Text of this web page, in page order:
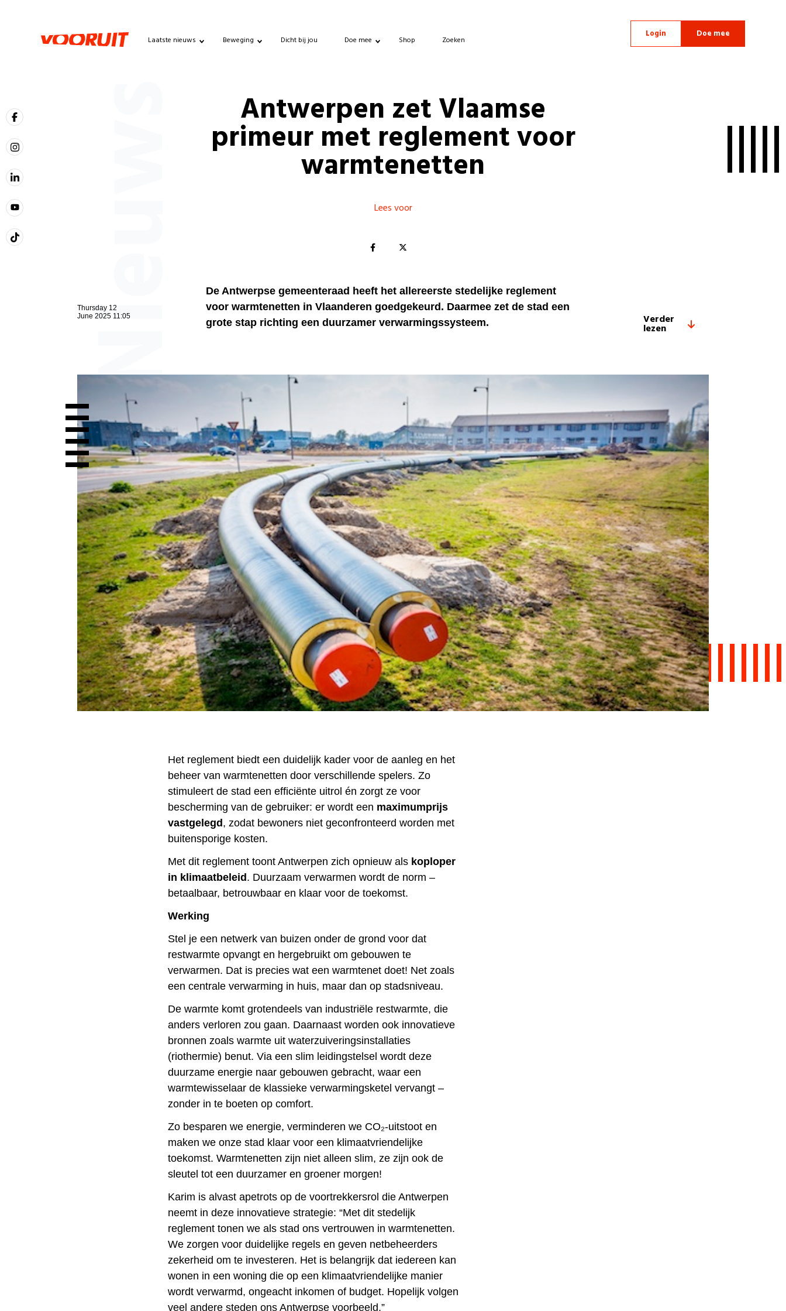
Laatste nieuws Beweging Dicht bij jou Doe mee Shop Zoeken
Login Doe mee
Nieuws Antwerpen zet Vlaamse
primeur met reglement voor
warmtenetten
Lees voor
Thursday 12
June 2025 11:05
De Antwerpse gemeenteraad heeft het allereerste stedelijke reglement
voor warmtenetten in Vlaanderen goedgekeurd. Daarmee zet de stad een
grote stap richting een duurzamer verwarmingssysteem.
Verder
lezen
Het reglement biedt een duidelijk kader voor de aanleg en het
beheer van warmtenetten door verschillende spelers. Zo
stimuleert de stad een efficiënte uitrol én zorgt ze voor
bescherming van de gebruiker: er wordt een maximumprijs
vastgelegd , zodat bewoners niet geconfronteerd worden met
buitensporige kosten.
Met dit reglement toont Antwerpen zich opnieuw als koploper
in klimaatbeleid . Duurzaam verwarmen wordt de norm –
betaalbaar, betrouwbaar en klaar voor de toekomst.
Werking
Stel je een netwerk van buizen onder de grond voor dat
restwarmte opvangt en hergebruikt om gebouwen te
verwarmen. Dat is precies wat een warmtenet doet! Net zoals
een centrale verwarming in huis, maar dan op stadsniveau.
De warmte komt grotendeels van industriële restwarmte, die
anders verloren zou gaan. Daarnaast worden ook innovatieve
bronnen zoals warmte uit waterzuiveringsinstallaties
(riothermie) benut. Via een slim leidingstelsel wordt deze
duurzame energie naar gebouwen gebracht, waar een
warmtewisselaar de klassieke verwarmingsketel vervangt –
zonder in te boeten op comfort.
Zo besparen we energie, verminderen we CO₂-uitstoot en
maken we onze stad klaar voor een klimaatvriendelijke
toekomst. Warmtenetten zijn niet alleen slim, ze zijn ook de
sleutel tot een duurzamer en groener morgen!
Karim is alvast apetrots op de voortrekkersrol die Antwerpen
neemt in deze innovatieve strategie: “Met dit stedelijk
reglement tonen we als stad ons vertrouwen in warmtenetten.
We zorgen voor duidelijke regels en geven netbeheerders
zekerheid om te investeren. Het is belangrijk dat iedereen kan
wonen in een woning die op een klimaatvriendelijke manier
wordt verwarmd, ongeacht inkomen of budget. Hopelijk volgen
veel andere steden ons Antwerpse voorbeeld.”